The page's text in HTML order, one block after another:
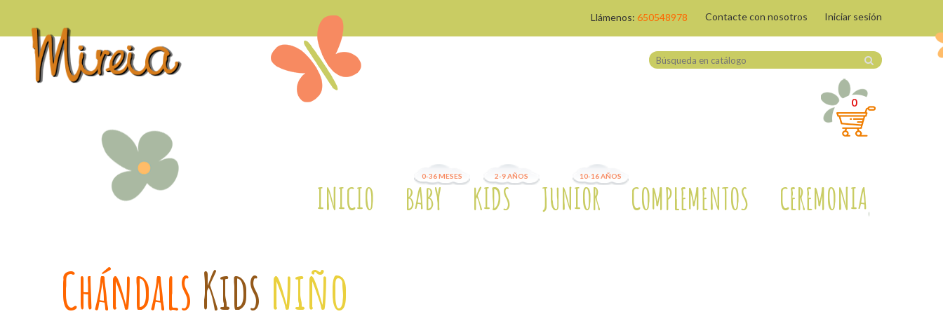
Iniciar sesión
Llámenos: 650548978 Contacte con nosotros
0
INICIO BABY
0-36 MESES
KIDS
2-9 AÑOS
JUNIOR
10-16 AÑOS
COMPLEMENTOS CEREMONIA
Chándals Kids niño